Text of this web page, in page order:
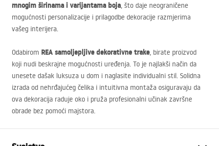
mnogim širinama i varijantama boja, što daje neograničene
mogućnosti personalizacije i prilagodbe dekoracije razmjerima
vašeg interijera.
Odabirom REA samoljepljive dekorativne trake, birate proizvod
koji nudi beskrajne mogućnosti uređenja. To je najlakši način da
unesete dašak luksuza u dom i naglasite individualni stil. Solidna
izrada od nehrđajućeg čelika i intuitivna montaža osiguravaju da
ova dekoracija raduje oko i pruža profesionalni učinak završne
obrade bez pomoći majstora.